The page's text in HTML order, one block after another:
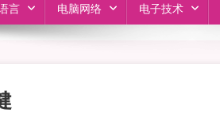
言 电脑网络 电子技术